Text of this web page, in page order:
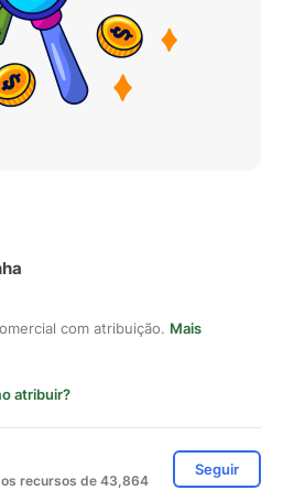
com atribuição. Mais
atribuir?
recursos de 43,864
Seguir